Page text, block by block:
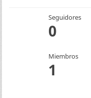
Seguidores
0
Miembros
1